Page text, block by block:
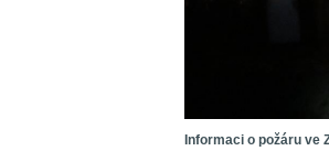
Informaci o požáru ve